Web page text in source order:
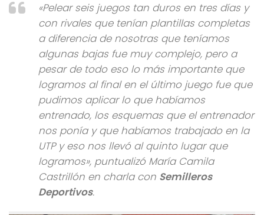
«Pelear seis juegos tan duros en tres días y
con rivales que tenían plantillas completas
a diferencia de nosotras que teníamos
algunas bajas fue muy complejo, pero a
pesar de todo eso lo más importante que
logramos al final en el último juego fue que
pudimos aplicar lo que habíamos
entrenado, los esquemas que el entrenador
nos ponía y que habíamos trabajado en la
UTP y eso nos llevó al quinto lugar que
logramos», puntualizó María Camila
Castrillón en charla con Semilleros
Deportivos.